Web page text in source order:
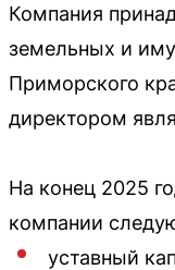
Компания
земельных и
Приморского
директором
На конец 2025
компании
уставный